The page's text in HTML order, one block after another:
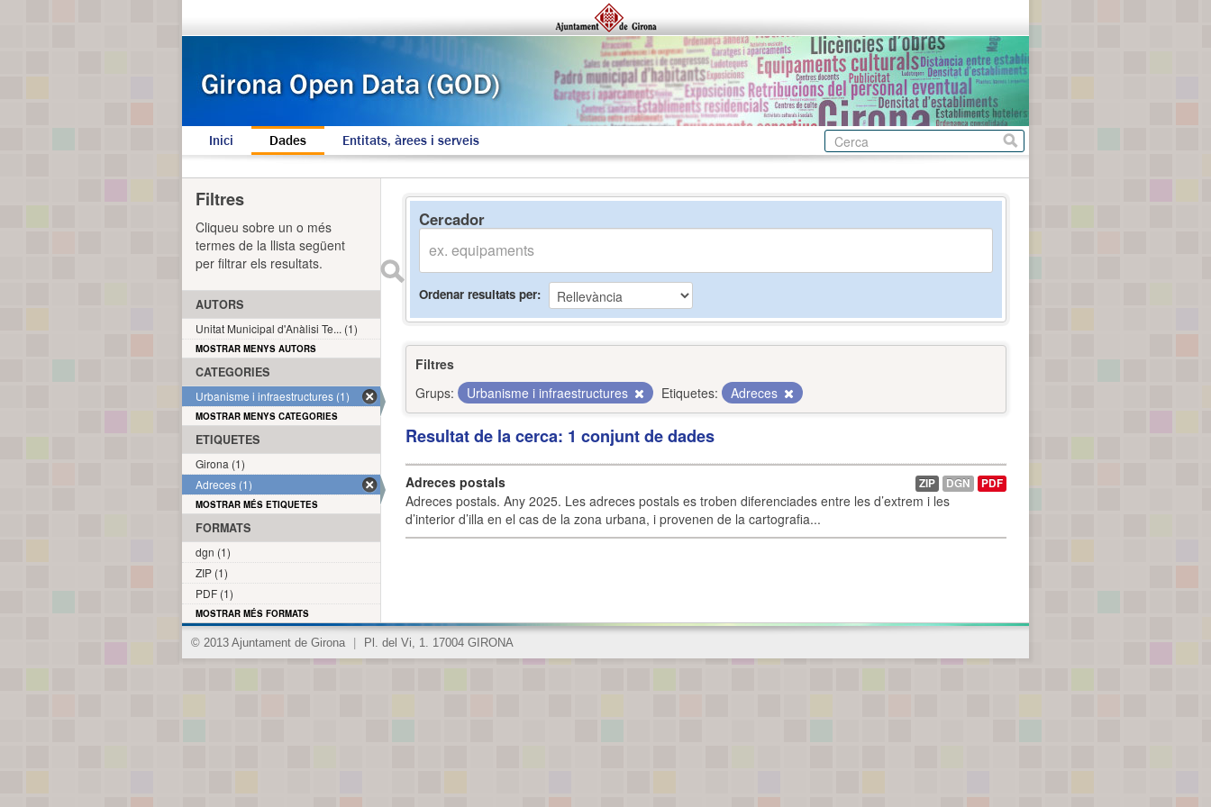
Inici Dades Entitats, àrees i serveis
Cercador
Ordenar resultats per
Filtres
Grups:
Urbanisme i infraestructures Etiquetes: Adreces
Resultat de la cerca: 1 conjunt de dades
Adreces postals
Adreces postals. Any 2025. Les adreces postals es troben diferenciades entre les d’extrem i les
d’interior d’illa en el cas de la zona urbana, i provenen de la cartografia...
ZIP DGN PDF
Filtres
Cliqueu sobre un o més
termes de la llista següent
per filtrar els resultats.
AUTORS
Unitat Municipal d'Anàlisi Te... (1)
MOSTRAR MENYS AUTORS
CATEGORIES
Urbanisme i infraestructures (1)
MOSTRAR MENYS CATEGORIES
ETIQUETES
Girona (1)
Adreces (1)
MOSTRAR MÉS ETIQUETES
FORMATS
dgn (1)
ZIP (1)
PDF (1)
MOSTRAR MÉS FORMATS
© 2013 Ajuntament de Girona Pl. del Vi, 1. 17004 GIRONA